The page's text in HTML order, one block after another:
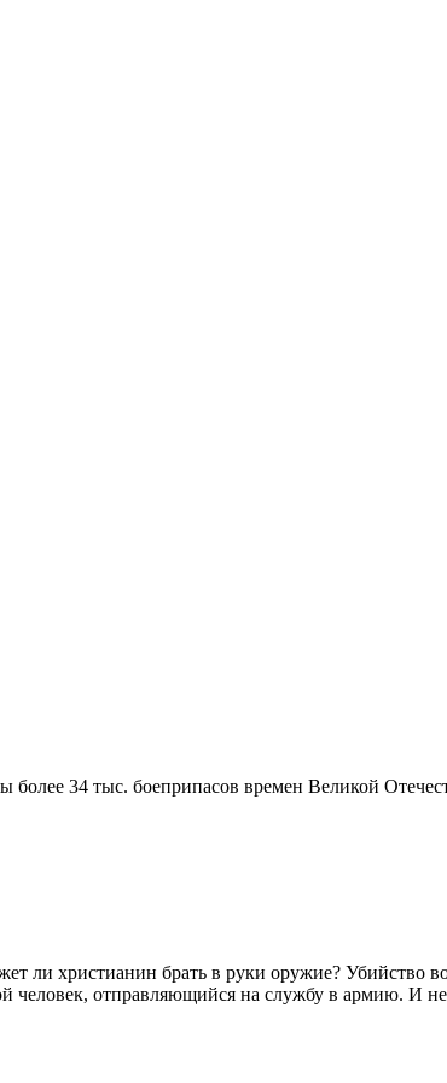
более 34 тыс. боеприпасов времен Великой
ли христианин брать в руки оружие? Убийство
человек, отправляющийся на службу в армию. И